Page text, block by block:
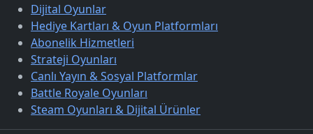
Dijital Oyunlar
Hediye Kartları & Oyun Platformları
Abonelik Hizmetleri
Strateji Oyunları
Canlı Yayın & Sosyal Platformlar
Battle Royale Oyunları
Steam Oyunları & Dijital Ürünler